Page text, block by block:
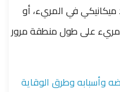
ميكانيكي في المريء، أو
على طول منطقة مرور
وأسبابه وطرق الوقاية